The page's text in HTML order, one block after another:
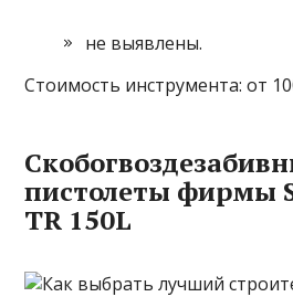
не выявлены.
Стоимость инструмента: от
пистолеты фирмы
TR 150L